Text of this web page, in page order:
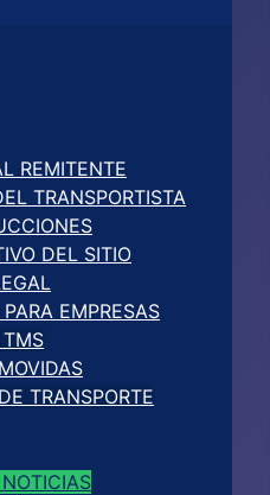
REMITENTE
TRANSPORTISTA
DEL SITIO
EMPRESAS
TMS
TRANSPORTE